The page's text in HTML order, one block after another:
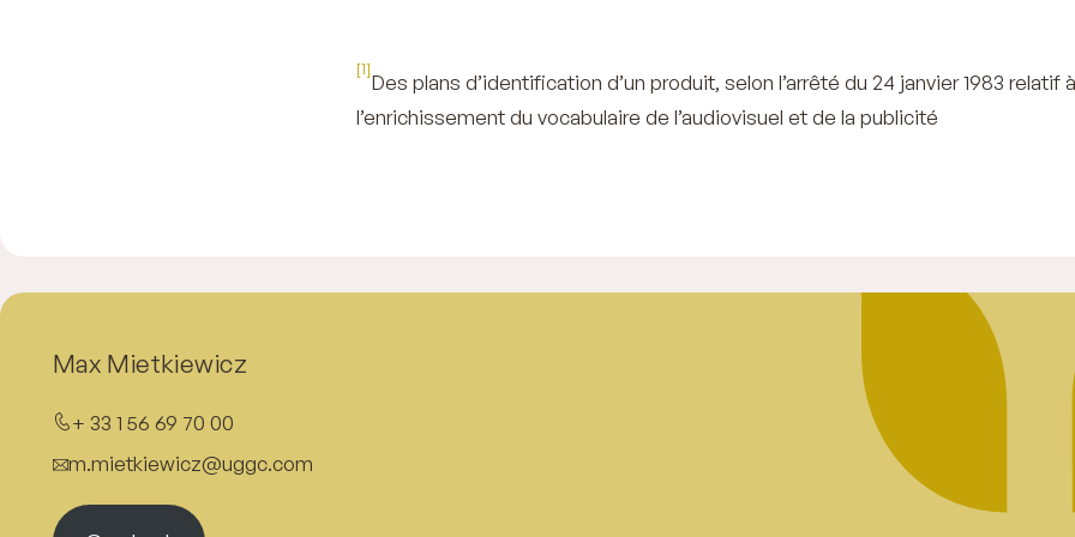
[1]
Des plans d’identification d’un produit, selon l’arrêté du 24 janvier 1983 relatif à
l’enrichissement du vocabulaire de l’audiovisuel et de la publicité
Max Mietkiewicz
+ 33 1 56 69 70 00
m.mietkiewicz@uggc.com